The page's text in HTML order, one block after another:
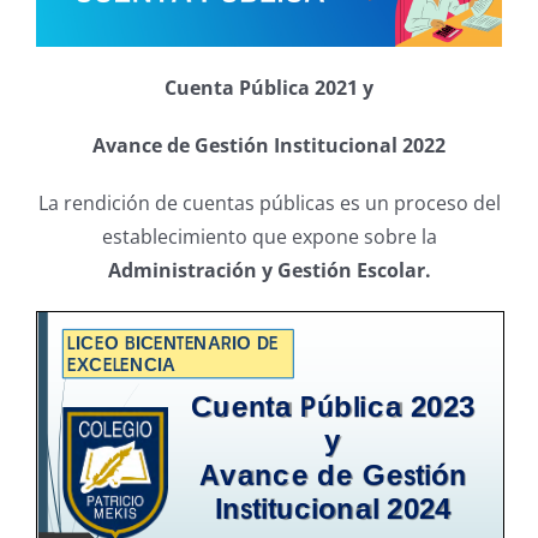
Cuenta Pública 2021 y
Avance de Gestión Institucional 2022
La rendición de cuentas públicas es un proceso del
establecimiento que expone sobre la
Administración y Gestión Escolar.